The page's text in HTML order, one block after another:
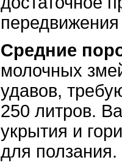
Средние
молочных
удавов,
250 литров.
укрытия и
для ползания.